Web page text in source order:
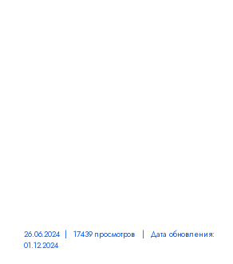
26.06.2024 | 17439 просмотров | Дата обновления:
01.12.2024